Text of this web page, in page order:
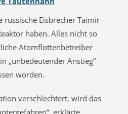
russische Eisbrecher Taimir
haben. Alles nicht so
Atomflottenbetreiber
„unbedeutender Anstieg“
worden.
verschlechtert, wird das
erklärte